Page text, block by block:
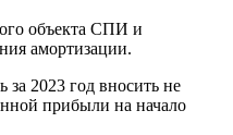
объекта СПИ и
амортизации.
за 2023 год вносить не
прибыли на начало